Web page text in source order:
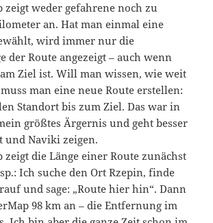
zeigt weder gefahrene noch zu
an. Hat man einmal eine
wird immer nur die
der Route angezeigt – auch wenn
Ziel ist. Will man wissen, wie weit
man eine neue Route erstellen:
Standort bis zum Ziel. Das war in
größtes Ärgernis und geht besser
und Naviki zeigen.
zeigt die Länge einer Route zunächst
Ich suche den Ort Rzepin, finde
und sage: „Route hier hin“. Dann
98 km an – die Entfernung im